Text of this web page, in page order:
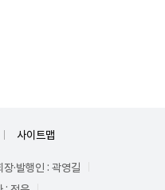
사이트맵
장·발행인 : 곽영길